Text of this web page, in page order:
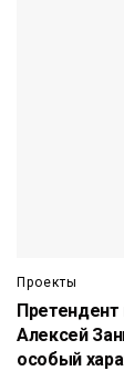
Проекты
Претендент
Алексей
особый